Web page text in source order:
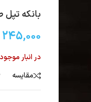
بانکه تپل
245,000
در انبار
مقایسه